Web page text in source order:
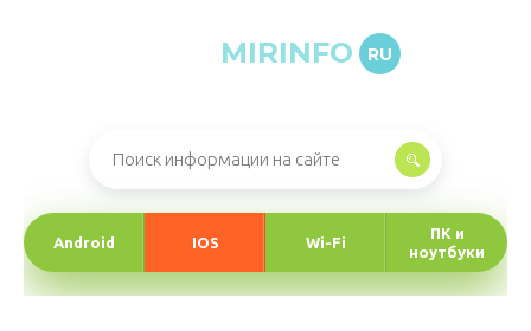
MIRINFO RU
Android IOS Wi-Fi
ПК и
ноутбуки